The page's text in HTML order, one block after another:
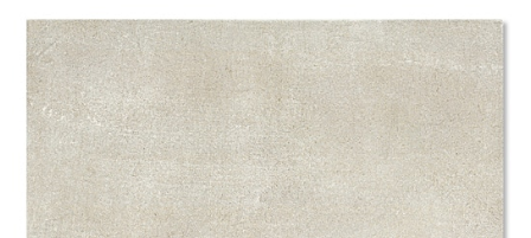
ウッドデッキ フローリング・床材
収納 インテリア・家具
照明 ペット用品
店舗・施設事例
大阪ショールーム 仙台ショールーム
名古屋ショールーム 京都ショールーム
福岡ショールーム 札幌スマートショールー
ム
横浜スマートショールー
ム
ウェルビーみのお HDC
ご利用ガイド 初めての方へ
よくある質問 お問い合わせ
修理お問い合わせ クレーム公開
その他サービス
ミラタップと創る家
ASOLIE
工事会社紹介Coziコンシ
ェルジュ
自分らしい家づくり
SUVACO
最高のリノベ会社がみつ
かるリノベりす